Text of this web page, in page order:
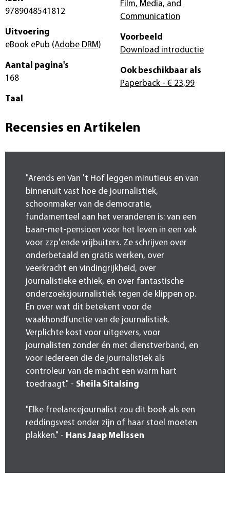
9789048541812
Uitvoering
eBook ePub (Adobe DRM)
Aantal pagina's
168
Taal
Film, Media, and
Communication
Voorbeeld
Download introductie
Ook beschikbaar als
Paperback - € 23,99
Recensies en Artikelen
"Arends en Van 't Hof leggen minutieus en van
binnenuit vast hoe de journalistiek,
schoonmaker van de democratie,
fundamenteel aan het veranderen is: van een
baan-met-pensioen voor het leven in een vak
voor zzp'ende vrijbuiters. Ze schrijven over
onderbetaald en gratis werken, over
veerkracht en vindingrijkheid, over
journalistieke ethiek, en over fantastische
onderzoeksjournalistiek tegen de klippen op.
En over wat dit betekent voor de
waakhondfunctie van de journalistiek.
Verplichte kost voor uitgevers, voor
journalisten zonder én met dienstverband, en
voor iedereen die de journalistiek als
controleur van de macht een warm hart
toedraagt." - Sheila Sitalsing
"Elke freelancejournalist zou dit boek als een
reddingsvest onder zijn of haar stoel moeten
plakken." - Hans Jaap Melissen